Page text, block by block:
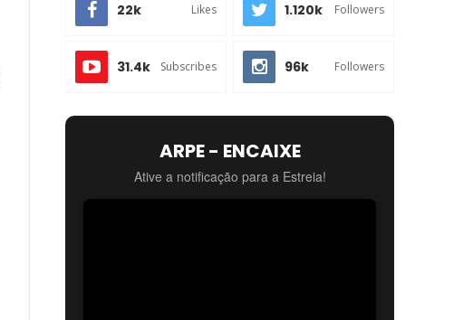
22k Likes 1.120k Followers
31.4k Subscribes 96k Followers
ARPE - ENCAIXE
Ative a notificação para a Estreia!